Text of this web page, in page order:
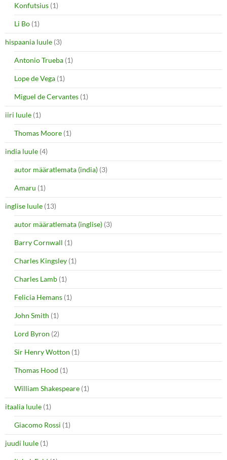
Konfutsius (1)
Li Bo (1)
hispaania luule (3)
Antonio Trueba (1)
Lope de Vega (1)
Miguel de Cervantes (1)
iiri luule (1)
Thomas Moore (1)
india luule (4)
autor määratlemata (india) (3)
Amaru (1)
inglise luule (13)
autor määratlemata (inglise) (3)
Barry Cornwall (1)
Charles Kingsley (1)
Charles Lamb (1)
Felicia Hemans (1)
John Smith (1)
Lord Byron (2)
Sir Henry Wotton (1)
Thomas Hood (1)
William Shakespeare (1)
itaalia luule (1)
Giacomo Rossi (1)
juudi luule (1)